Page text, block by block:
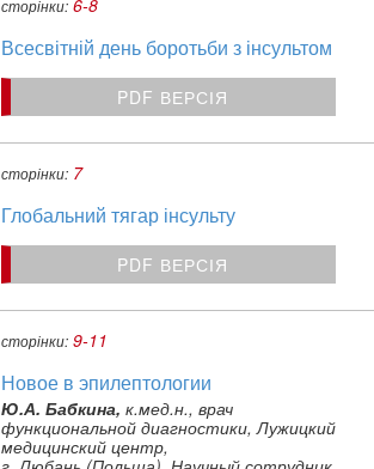
сторінки: 6-8
Всесвітній день боротьби з інсультом
PDF ВЕРСІЯ
сторінки: 7
Глобальний тягар інсульту
PDF ВЕРСІЯ
сторінки: 9-11
Новое в эпилептологии
Ю.А. Бабкина, к.мед.н., врач
функциональной диагностики, Лужицкий
медицинский центр,